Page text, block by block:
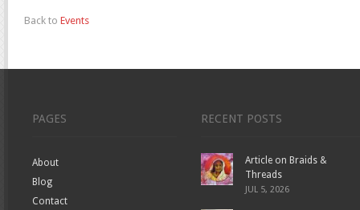
Back to Events
PAGES
About
Blog
Contact
RECENT POSTS
Article on Braids &
Threads
JUL 5, 2026